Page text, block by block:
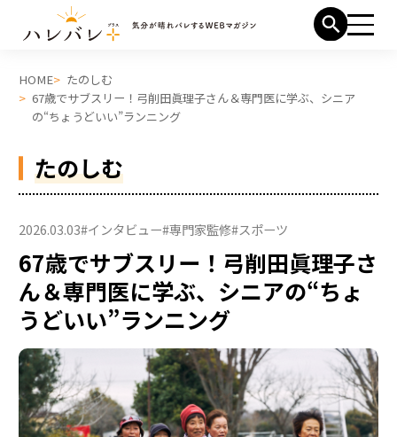
HOME
たのしむ
67歳でサブスリー！弓削田眞理子さん＆専門医に学ぶ、シニア
の“ちょうどいい”ランニング
たのしむ
2026.03.03#インタビュー#専門家監修#スポーツ
67歳でサブスリー！弓削田眞理子さ
ん＆専門医に学ぶ、シニアの“ちょ
うどいい”ランニング